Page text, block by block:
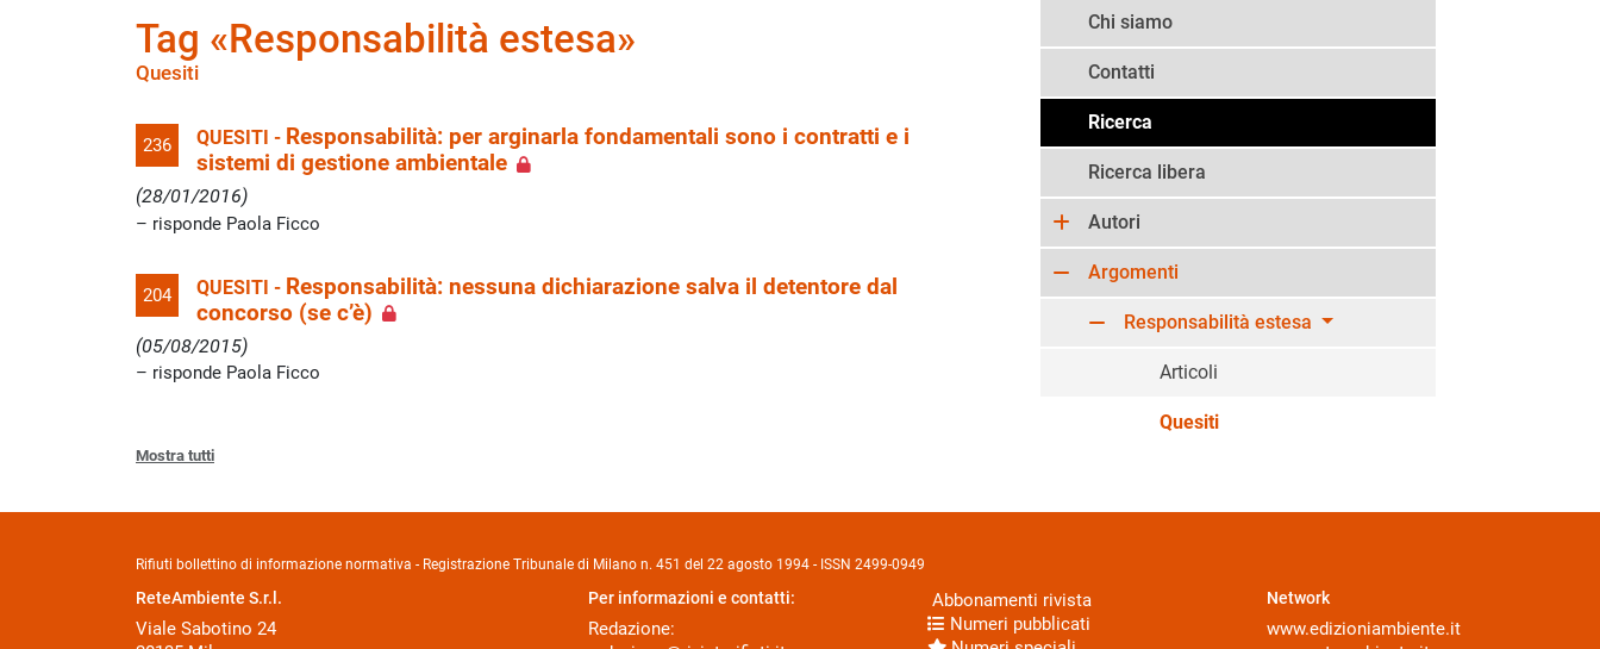
Tag «Responsabilità estesa»
Quesiti
236 QUESITI - Responsabilità: per arginarla fondamentali sono i contratti e i
sistemi di gestione ambientale
(28/01/2016)
risponde Paola Ficco
204 QUESITI - Responsabilità: nessuna dichiarazione salva il detentore dal
concorso (se c’è)
(05/08/2015)
risponde Paola Ficco
Mostra tutti
Chi siamo
Contatti
Ricerca
Ricerca libera
Autori
Argomenti
Responsabilità estesa
Articoli
Quesiti
Rifiuti bollettino di informazione normativa - Registrazione Tribunale di Milano n. 451 del 22 agosto 1994 - ISSN 2499-0949
ReteAmbiente S.r.l.
Viale Sabotino 24
Per informazioni e contatti:
Redazione:
Abbonamenti rivista
Numeri pubblicati
Network
www.edizioniambiente.it